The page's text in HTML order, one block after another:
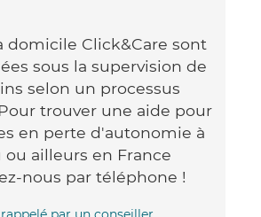
domicile Click&Care sont
sous la supervision de
selon un processus
trouver une aide pour
en perte d'autonomie à
ou ailleurs en France
nous par téléphone !